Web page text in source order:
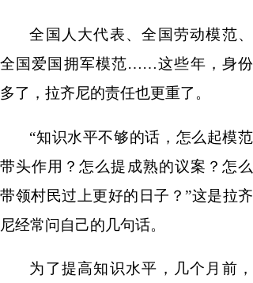
全国人大代表、全国劳动模范、
全国爱国拥军模范……这些年，身份
多了，拉齐尼的责任也更重了。
“知识水平不够的话，怎么起模范
带头作用？怎么提成熟的议案？怎么
带领村民过上更好的日子？”这是拉齐
尼经常问自己的几句话。
为了提高知识水平，几个月前，